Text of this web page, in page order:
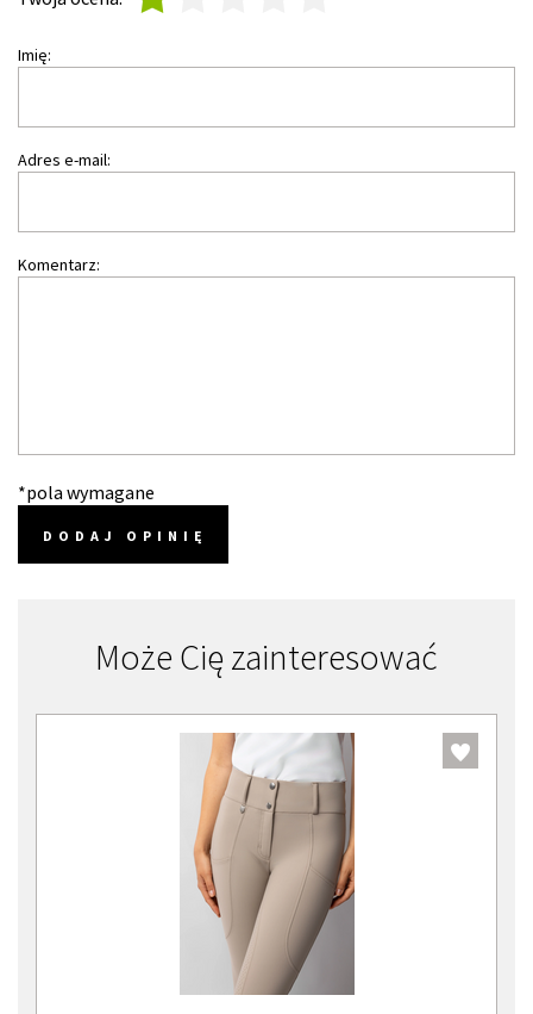
Imię:
Adres e-mail:
Komentarz:
*pola wymagane
DODAJ OPINIĘ
Może Cię zainteresować